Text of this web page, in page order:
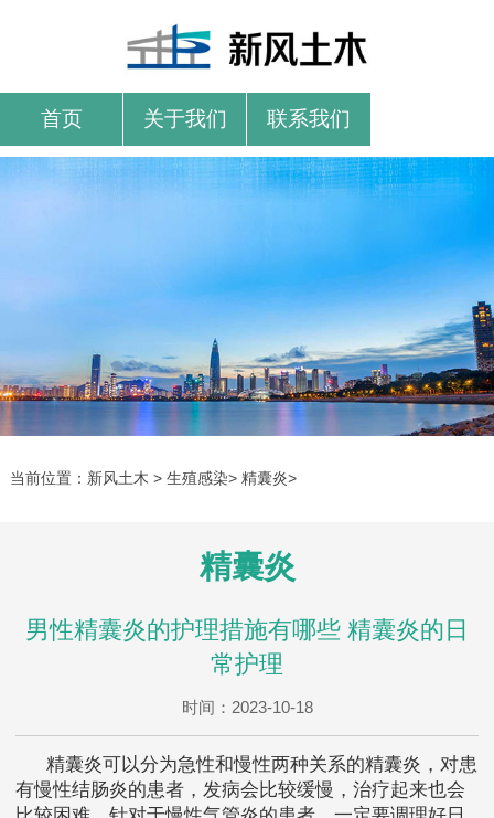
首页 关于我们 联系我们
当前位置： 新风土木 > 生殖感染> 精囊炎>
精囊炎
男性精囊炎的护理措施有哪些 精囊炎的日
常护理
时间：2023-10-18
精囊炎可以分为急性和慢性两种关系的精囊炎，对患
有慢性结肠炎的患者，发病会比较缓慢，治疗起来也会